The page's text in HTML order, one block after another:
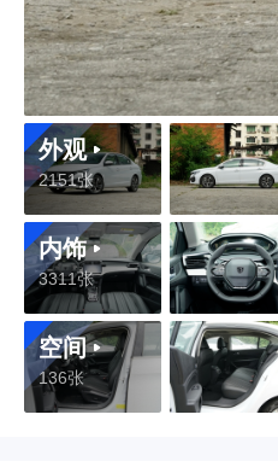
外观
2151张
内饰
3311张
空间
136张